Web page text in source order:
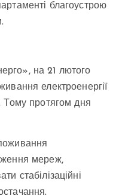
благоустрою
на 21 лютого
електроенергії
Тому протягом дня
мереж,
стабілізаційні